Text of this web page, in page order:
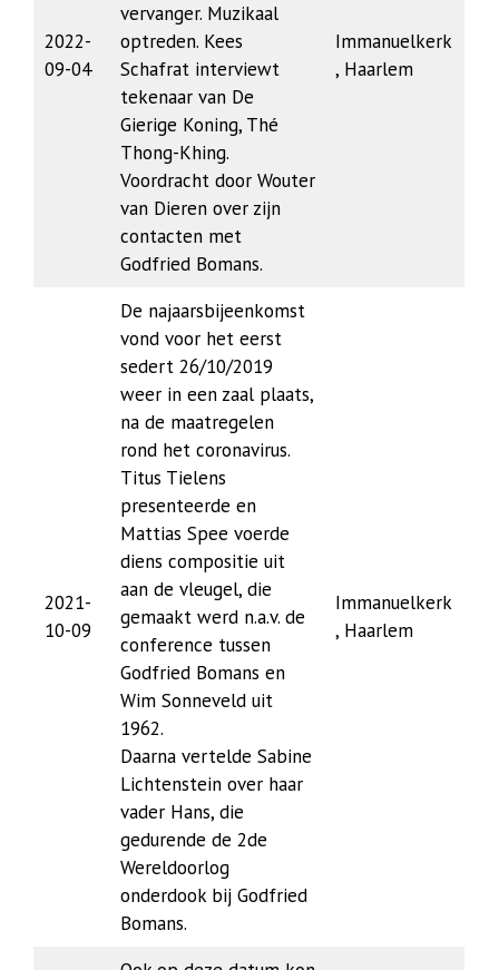
2022-
09-04
vervanger. Muzikaal
optreden. Kees
Schafrat interviewt
tekenaar van De
Gierige Koning, Thé
Thong-Khing.
Voordracht door Wouter
van Dieren over zijn
contacten met
Godfried Bomans.
Immanuelkerk
, Haarlem
2021-
10-09
De najaarsbijeenkomst
vond voor het eerst
sedert 26/10/2019
weer in een zaal plaats,
na de maatregelen
rond het coronavirus.
Titus Tielens
presenteerde en
Mattias Spee voerde
diens compositie uit
aan de vleugel, die
gemaakt werd n.a.v. de
conference tussen
Godfried Bomans en
Wim Sonneveld uit
1962.
Daarna vertelde Sabine
Lichtenstein over haar
vader Hans, die
gedurende de 2de
Wereldoorlog
onderdook bij Godfried
Bomans.
Immanuelkerk
, Haarlem